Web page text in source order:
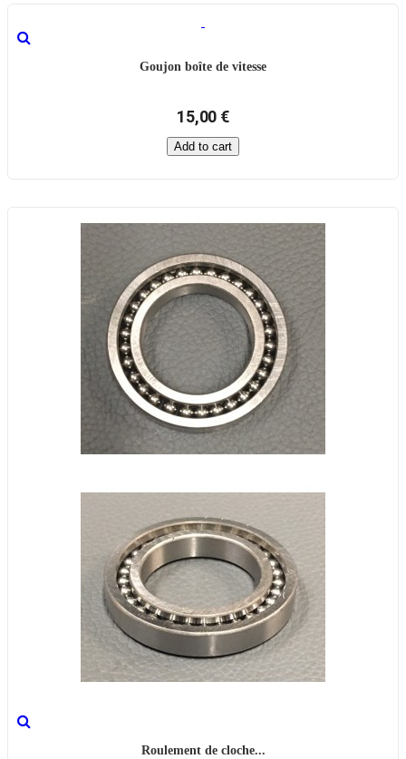
Goujon boîte de vitesse
15,00 €
Add to cart
Roulement de cloche...